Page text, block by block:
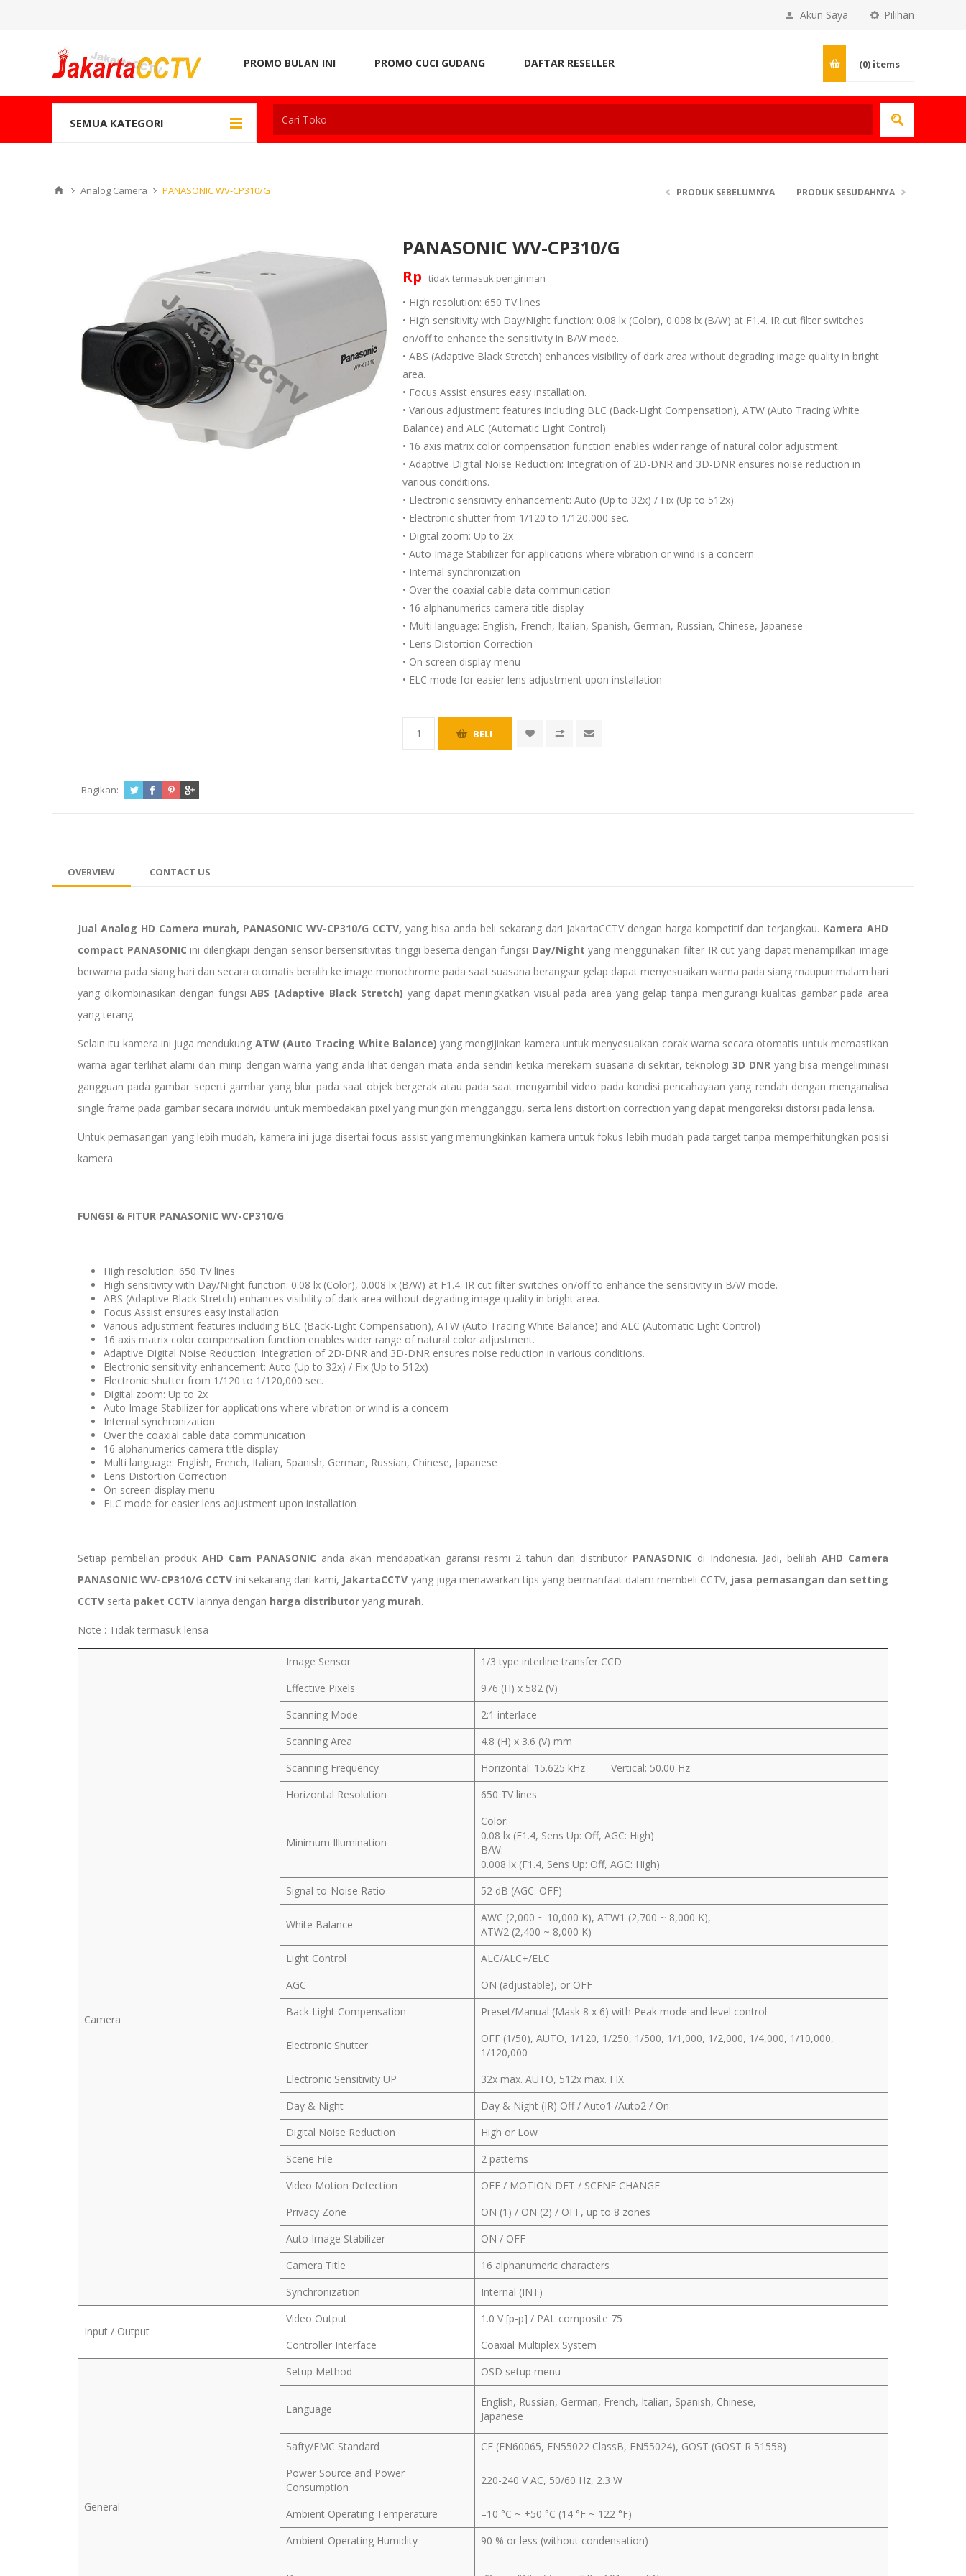
Pilihan
Akun Saya
PROMO BULAN INI PROMO CUCI GUDANG DAFTAR RESELLER (0) items
SEMUA KATEGORI
Analog Camera PANASONIC WV-CP310/G PRODUK SEBELUMNYA PRODUK SESUDAHNYA
PANASONIC WV-CP310/G
Rp tidak termasuk pengiriman
• High resolution: 650 TV lines
• High sensitivity with Day/Night function: 0.08 lx (Color), 0.008 lx (B/W) at F1.4. IR cut filter switches
on/off to enhance the sensitivity in B/W mode.
• ABS (Adaptive Black Stretch) enhances visibility of dark area without degrading image quality in bright
area.
• Focus Assist ensures easy installation.
• Various adjustment features including BLC (Back-Light Compensation), ATW (Auto Tracing White
Balance) and ALC (Automatic Light Control)
• 16 axis matrix color compensation function enables wider range of natural color adjustment.
• Adaptive Digital Noise Reduction: Integration of 2D-DNR and 3D-DNR ensures noise reduction in
various conditions.
• Electronic sensitivity enhancement: Auto (Up to 32x) / Fix (Up to 512x)
• Electronic shutter from 1/120 to 1/120,000 sec.
• Digital zoom: Up to 2x
• Auto Image Stabilizer for applications where vibration or wind is a concern
• Internal synchronization
• Over the coaxial cable data communication
• 16 alphanumerics camera title display
• Multi language: English, French, Italian, Spanish, German, Russian, Chinese, Japanese
• Lens Distortion Correction
• On screen display menu
• ELC mode for easier lens adjustment upon installation
Bagikan:
OVERVIEW CONTACT US
Jual Analog HD Camera murah, PANASONIC WV-CP310/G CCTV, yang bisa anda beli sekarang dari JakartaCCTV dengan harga kompetitif dan terjangkau. Kamera AHD
compact PANASONICini dilengkapi dengan sensor bersensitivitas tinggi beserta dengan fungsi Day/Nightyang menggunakan filter IR cut yang dapat menampilkan image
berwarna pada siang hari dan secara otomatis beralih ke image monochrome pada saat suasana berangsur gelap dapat menyesuaikan warna pada siang maupun malam hari
yang dikombinasikan dengan fungsiABS (Adaptive Black Stretch) yang dapat meningkatkan visual pada area yang gelap tanpa mengurangi kualitas gambar pada area
yang terang.
Selain itu kamera ini juga mendukung ATW (Auto Tracing White Balance) yang mengijinkan kamera untuk menyesuaikan corak warna secara otomatis untuk memastikan
warna agar terlihat alami dan mirip dengan warna yang anda lihat dengan mata anda sendiri ketika merekam suasana di sekitar, teknologi 3D DNR yang bisa mengeliminasi
gangguan pada gambar seperti gambar yang blur pada saat objek bergerak atau pada saat mengambil video pada kondisi pencahayaan yang rendah dengan menganalisa
single frame pada gambar secara individu untuk membedakan pixel yang mungkin mengganggu, serta lens distortion correction yang dapat mengoreksi distorsi pada lensa.
Untuk pemasangan yang lebih mudah, kamera ini juga disertai focus assist yang memungkinkan kamera untuk fokus lebih mudah pada target tanpa memperhitungkan posisi
kamera.
FUNGSI & FITUR PANASONIC WV-CP310/G
High resolution: 650 TV lines
High sensitivity with Day/Night function: 0.08 lx (Color), 0.008 lx (B/W) at F1.4. IR cut filter switches on/off to enhance the sensitivity in B/W mode.
ABS (Adaptive Black Stretch) enhances visibility of dark area without degrading image quality in bright area.
Focus Assist ensures easy installation.
Various adjustment features including BLC (Back-Light Compensation), ATW (Auto Tracing White Balance) and ALC (Automatic Light Control)
16 axis matrix color compensation function enables wider range of natural color adjustment.
Adaptive Digital Noise Reduction: Integration of 2D-DNR and 3D-DNR ensures noise reduction in various conditions.
Electronic sensitivity enhancement: Auto (Up to 32x) / Fix (Up to 512x)
Electronic shutter from 1/120 to 1/120,000 sec.
Digital zoom: Up to 2x
Auto Image Stabilizer for applications where vibration or wind is a concern
Internal synchronization
Over the coaxial cable data communication
16 alphanumerics camera title display
Multi language: English, French, Italian, Spanish, German, Russian, Chinese, Japanese
Lens Distortion Correction
On screen display menu
ELC mode for easier lens adjustment upon installation
Setiap pembelian produk AHD Cam PANASONIC anda akan mendapatkan garansi resmi 2 tahun dari distributor PANASONIC di Indonesia. Jadi, belilah AHD Camera
PANASONIC WV-CP310/G CCTV ini sekarang dari kami, JakartaCCTV yang juga menawarkan tips yang bermanfaat dalam membeli CCTV, jasa pemasangan dan setting
CCTV serta paket CCTV lainnya dengan harga distributor yang murah.
Note : Tidak termasuk lensa
Camera
Image Sensor
1/3 type interline transfer CCD
Effective Pixels
976 (H) x 582 (V)
Scanning Mode
2:1 interlace
Scanning Area
4.8 (H) x 3.6 (V) mm
Scanning Frequency
Horizontal: 15.625 kHz Vertical: 50.00 Hz
Horizontal Resolution
650 TV lines
Minimum Illumination
Color:
0.08 lx (F1.4, Sens Up: Off, AGC: High)
B/W:
0.008 lx (F1.4, Sens Up: Off, AGC: High)
Signal-to-Noise Ratio
52 dB (AGC: OFF)
White Balance
AWC (2,000 ~ 10,000 K), ATW1 (2,700 ~ 8,000 K),
ATW2 (2,400 ~ 8,000 K)
Light Control
ALC/ALC+/ELC
AGC
ON (adjustable), or OFF
Back Light Compensation
Preset/Manual (Mask 8 x 6) with Peak mode and level control
Electronic Shutter
OFF (1/50), AUTO, 1/120, 1/250, 1/500, 1/1,000, 1/2,000, 1/4,000, 1/10,000,
1/120,000
Electronic Sensitivity UP
32x max. AUTO, 512x max. FIX
Day & Night
Day & Night (IR) Off / Auto1 /Auto2 / On
Digital Noise Reduction
High or Low
Scene File
2 patterns
Video Motion Detection
OFF / MOTION DET / SCENE CHANGE
Privacy Zone
ON (1) / ON (2) / OFF, up to 8 zones
Auto Image Stabilizer
ON / OFF
Camera Title
16 alphanumeric characters
Synchronization
Internal (INT)
Input / Output
Video Output
1.0 V [p-p] / PAL composite 75
Controller Interface
Coaxial Multiplex System
General
Setup Method OSD setup menu
Language
English, Russian, German, French, Italian, Spanish, Chinese,
Japanese
Safty/EMC Standard
CE (EN60065, EN55022 ClassB, EN55024), GOST (GOST R 51558)
Power Source and Power
Consumption
220-240 V AC, 50/60 Hz, 2.3 W
Ambient Operating Temperature
–10 °C ~ +50 °C (14 °F ~ 122 °F)
Ambient Operating Humidity
90 % or less (without condensation)